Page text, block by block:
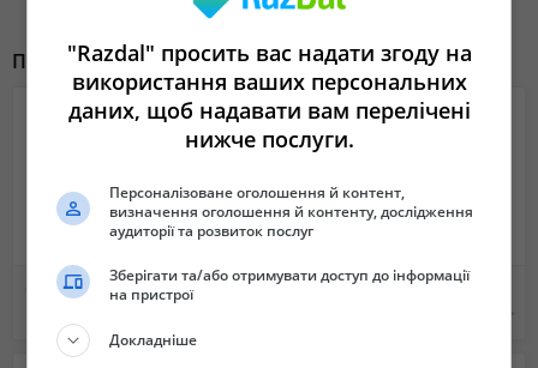
Похожие объявления
"Razdal" просить вас надати згоду на
використання ваших персональних
даних, щоб надавати вам перелічені
нижче послуги.
Персоналізоване оголошення й контент,
визначення оголошення й контенту, дослідження
аудиторії та розвиток послуг
Зберігати та/або отримувати доступ до інформації
на пристрої
Докладніше